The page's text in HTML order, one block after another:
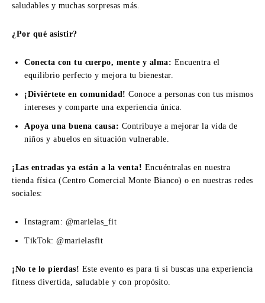
saludables y muchas sorpresas más.
¿Por qué asistir?
Conecta con tu cuerpo, mente y alma: Encuentra el
equilibrio perfecto y mejora tu bienestar.
¡Diviértete en comunidad! Conoce a personas con tus mismos
intereses y comparte una experiencia única.
Apoya una buena causa: Contribuye a mejorar la vida de
niños y abuelos en situación vulnerable.
¡Las entradas ya están a la venta! Encuéntralas en nuestra
tienda física (Centro Comercial Monte Bianco) o en nuestras redes
sociales:
Instagram: @marielas_fit
TikTok: @marielasfit
¡No te lo pierdas! Este evento es para ti si buscas una experiencia
fitness divertida, saludable y con propósito.